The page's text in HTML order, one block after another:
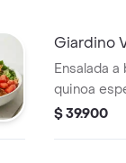
Giardino
Ensalada
quinoa
a la
$ 39.900